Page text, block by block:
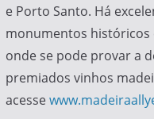
e Porto Santo. Há
monumentos
onde se pode provar a
premiados vinhos
acesse